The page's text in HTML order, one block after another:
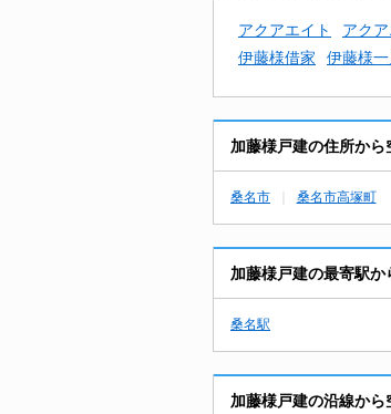
アクアエイト アク
伊藤様借家
伊藤様
加藤様戸建の住所か
桑名市 桑名市高塚町
加藤様戸建の最寄駅
桑名駅
加藤様戸建の沿線か